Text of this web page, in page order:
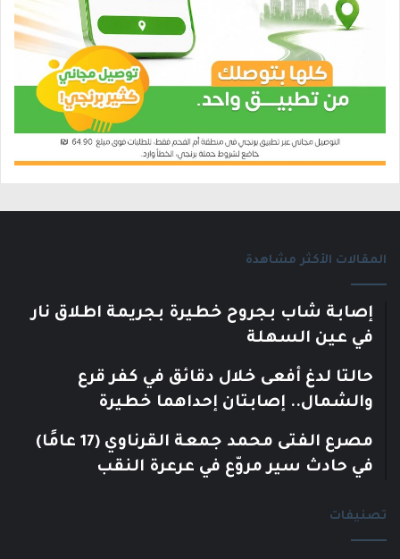
المقالات الأكثر مشاهدة
إصابة شاب بجروح خطيرة بجريمة اطلاق نار
في عين السهلة
حالتا لدغ أفعى خلال دقائق في كفر قرع
والشمال.. إصابتان إحداهما خطيرة
مصرع الفتى محمد جمعة القرناوي (17 عامًا)
في حادث سير مروّع في عرعرة النقب
تصنيفات